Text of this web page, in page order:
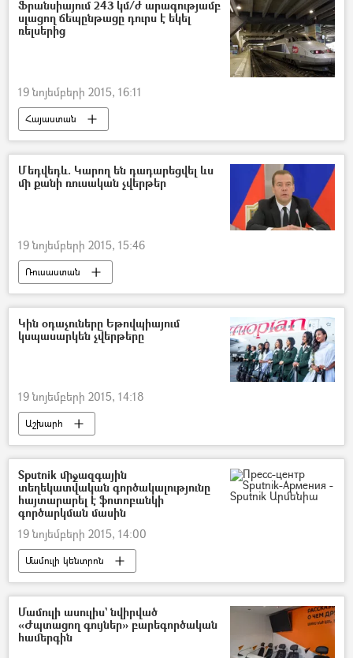
Ֆրանսիայում 243 կմ/ժ արագությամբ
սլացող ճեպընթացը դուրս է եկել
ռելսերից
19 նոյեմբերի 2015, 16:11
Հայաստան
Մեդվեդև. Կարող են դադարեցվել ևս
մի քանի ռուսական չվերթեր
19 նոյեմբերի 2015, 15:46
Ռուսաստան
Կին օդաչուները Եթովպիայում
կսպասարկեն չվերթերը
19 նոյեմբերի 2015, 14:18
Աշխարհ
Sputnik միջազգային
տեղեկատվական գործակալությունը
հայտարարել է ֆոտոբանկի
գործարկման մասին
19 նոյեմբերի 2015, 14:00
Մամուլի կենտրոն
Մամուլի ասուլիս` նվիրված
«Ժպտացող գույներ» բարեգործական
համերգին